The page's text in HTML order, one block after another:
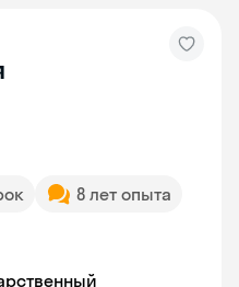
8 лет опыта